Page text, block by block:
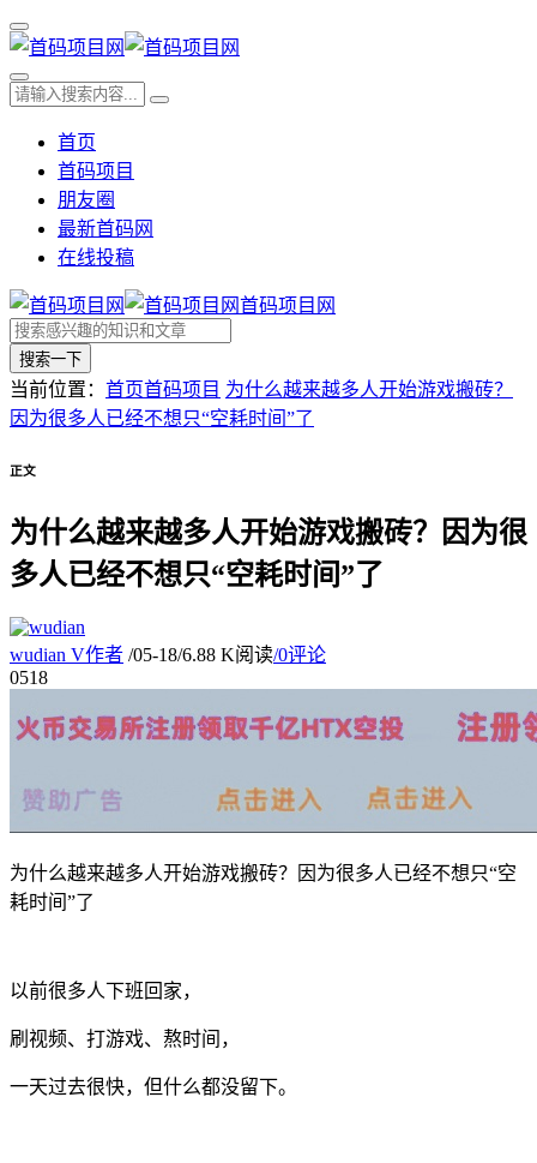
首页
首码项目
朋友圈
最新首码网
在线投稿
首码项目网
搜索一下
当前位置： 首页首码项目 为什么越来越多人开始游戏搬砖？
因为很多人已经不想只“空耗时间”了
正文
为什么越来越多人开始游戏搬砖？因为很
多人已经不想只“空耗时间”了
wudian V作者 /05-18/6.88 K阅读/0评论
0518
为什么越来越多人开始游戏搬砖？因为很多人已经不想只“空
耗时间”了
以前很多人下班回家，
刷视频、打游戏、熬时间，
一天过去很快，但什么都没留下。